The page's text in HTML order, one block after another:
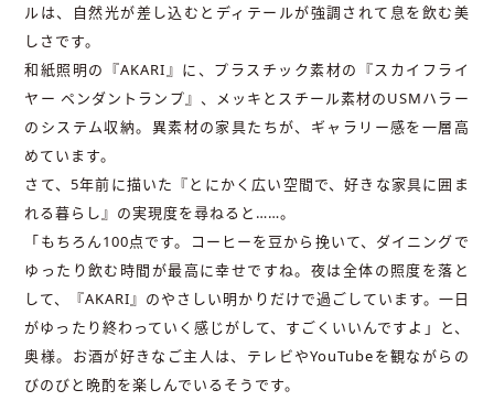
ルは、自然光が差し込むとディテールが強調されて息を飲む美
しさです。
和紙照明の『AKARI』に、プラスチック素材の『スカイフライ
ヤー ペンダントランプ』、メッキとスチール素材のUSMハラー
のシステム収納。異素材の家具たちが、ギャラリー感を一層高
めています。
さて、5年前に描いた『とにかく広い空間で、好きな家具に囲ま
れる暮らし』の実現度を尋ねると……。
「もちろん100点です。コーヒーを豆から挽いて、ダイニングで
ゆったり飲む時間が最高に幸せですね。夜は全体の照度を落と
して、『AKARI』のやさしい明かりだけで過ごしています。一日
がゆったり終わっていく感じがして、すごくいいんですよ」と、
奥様。お酒が好きなご主人は、テレビやYouTubeを観ながらの
びのびと晩酌を楽しんでいるそうです。